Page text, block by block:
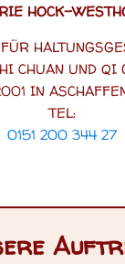
HOCK-
CHUAN UND QI
IN
TEL:
0151 200 344 27